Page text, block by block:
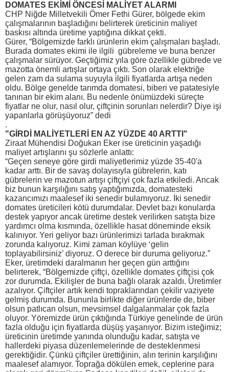
DOMATES EKİMİ ÖNCESİ MALİYET ALARMI
CHP Niğde Milletvekili Ömer Fethi Gürer, bölgede ekim
çalışmalarının başladığını belirterek üreticinin maliyet
baskısı altında üretime yaptığına dikkat çekti.
Gürer, “Bölgemizde farklı ürünlerin ekim çalışmaları başladı.
Burada domates ekimi ile ilgili gübreleme ve buna benzer
çalışmalar sürüyor. Geçtiğimiz yıla göre özellikle gübrede ve
mazotta önemli artışlar ortaya çıktı. Son olarak elektriğe
gelen zam da sulama suyuyla ilgili fiyatlarda artışa neden
oldu. Bölge genelde tarımda domatesi, biberi ve patatesiyle
tanınan bir ekim alanı. Bu nedenle önümüzdeki süreçte
fiyatlar ne olur, nasıl olur, çiftçinin sorunları nelerdir? Diye işi
yapanlarla görüşüyoruz” dedi
.
"GİRDİ MALİYETLERİ EN AZ YÜZDE 40 ARTTI"
Ziraat Mühendisi Doğukan Eker ise üreticinin yaşadığı
maliyet artışlarını şu sözlerle anlattı:
“Geçen seneye göre girdi maliyetlerimiz yüzde 35-40'a
kadar arttı. Bir de savaş dolayısıyla gübrelerin, katı
gübrelerin ve mazotun artışı çiftçiyi çok fazla etkiledi. Ancak
biz bunun karşılığını satış yaptığımızda, domatesteki
kazancımızı maalesef iki senedir bulamıyoruz. İki senedir
domates üreticileri kötü durumdalar. Devlet bazı konularda
destek yapıyor ancak üretime destek verilirken satışta bize
yardımcı olma kısmında, özellikle hasat döneminde eksik
kalınıyor. Yeri geliyor bazı ürünlerimizi tarlada bırakmak
zorunda kalıyoruz. Kimi zaman köylüye ‘gelin
toplayabilirsiniz’ diyoruz. O derece bir duruma geliyoruz.”
Eker, üretimdeki daralmanın her geçen gün arttığını
belirterek, “Bölgemizde çiftçi, özellikle domates çiftçisi çok
zor durumda. Ekilişler de buna bağlı olarak azaldı. Üretimler
azalıyor. Çiftçiler artık kendi topraklarından çekilir vaziyete
gelmiş durumda. Bununla birlikte diğer ürünlerde de, biber
olsun patlıcan olsun, mevsimsel dalgalanmalar çok fazla
oluyor. Yöremizde ürün çıktığında Türkiye genelinde de ürün
fazla olduğu için fiyatlarda düşüş yaşanıyor. Bizim isteğimiz;
üreticinin üretimde yanında olunduğu kadar, satışta ve
hallerdeki piyasa düzenlemelerinde de desteklenmesi
gerektiğidir. Çünkü çiftçiler ürettiğinin, alın terinin karşılığını
maalesef alamıyor. Toprağa dökülen emek, ceplerine para